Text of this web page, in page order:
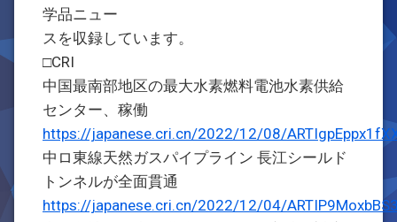
学品ニュー
スを収録しています。
□CRI
中国最南部地区の最大水素燃料電池水素供給
センター、稼働
https://japanese.cri.cn/2022/12/08/
中ロ東線天然ガスパイプライン 長江シールド
トンネルが全面貫通
https://japanese.cri.cn/2022/12/04/